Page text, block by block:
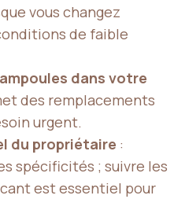
vous changez
de faible
dans votre
des remplacements
urgent.
du propriétaire :
spécificités ; suivre les
est essentiel pour